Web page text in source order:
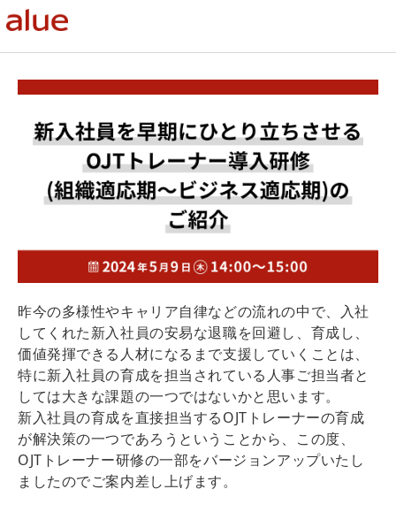
昨今の多様性やキャリア自律などの流れの中で、入社
してくれた新入社員の安易な退職を回避し、育成し、
価値発揮できる人材になるまで支援していくことは、
特に新入社員の育成を担当されている人事ご担当者と
しては大きな課題の一つではないかと思います。
新入社員の育成を直接担当するOJTトレーナーの育成
が解決策の一つであろうということから、この度、
OJTトレーナー研修の一部をバージョンアップいたし
ましたのでご案内差し上げます。